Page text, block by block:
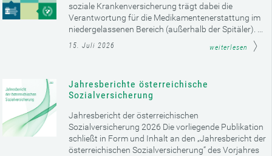
soziale Krankenversicherung trägt dabei die
Verantwortung für die Medikamentenerstattung im
niedergelassenen Bereich (außerhalb der Spitäler). ...
15. Juli 2026 weiterlesen
Jahresberichte österreichische
Sozialversicherung
Jahresbericht der österreichischen
Sozialversicherung 2026 Die vorliegende Publikation
schließt in Form und Inhalt an den „Jahresbericht der
österreichischen Sozialversicherung“ des Vorjahres